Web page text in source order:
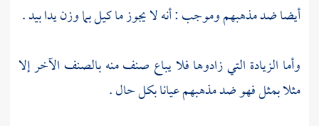
أيضا ضد مذهبهم وموجب : أنه لا يجوز ما كيل بما وزن يدا بيد .
وأما الزيادة التي زادوها فلا يباع صنف منه بالصنف الآخر إلا
مثلا بمثل فهو ضد مذهبهم عيانا بكل حال .